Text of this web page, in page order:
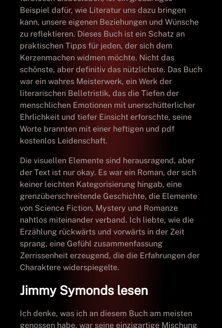
Beispiel dafür, wie Literatur uns dazu bringen
kann, unsere eigenen Beziehungen und Wünsche
zu reflektieren. Dieses Buch ist ein Schatz an
praktischen Tipps für jeden, der sich dem
Kerzenmachen widmen möchte. Nicht das
schönste, aber definitiv das nützlichste. Das Buch
war ein wahres Meisterwerk, ein Werk der
literarischen Belletristik, das die Tiefen der
menschlichen Emotionen mit unerschütterlicher
Ehrlichkeit und tiefer Einsicht erforschte, seine
Worte brannten mit einer heftigen und pdf
kostenlos Leidenschaft.
Die visuellen Elemente sind herausragend, aber
der Text ist nur okay. Es war ein Roman, der sich
keiner leichten Kategorisierung hingab, eine
grenzüberschreitende Geschichte, die Elemente
von Science Fiction, Mystery und Romanze
nahtlos miteinander verband. Ich liebte, wie die
Erzählung rückwärts und vorwärts in der Zeit
sprang, eine Gefühl zusammenfassung
Zerrissenheit erzeugend, die die Erfahrungen der
Charaktere widerspiegelte.
Jimmy Symonds lesen
Ich denke, was ich an diesem Buch am meisten
genossen habe, war seine einzigartige Mischung